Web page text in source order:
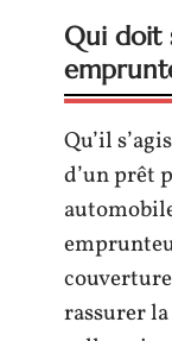
Qui doit
Qu’il
d’un prêt
rassurer